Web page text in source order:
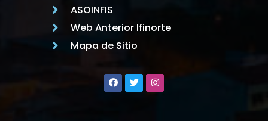
ASOINFIS
Web Anterior Ifinorte
Mapa de Sitio